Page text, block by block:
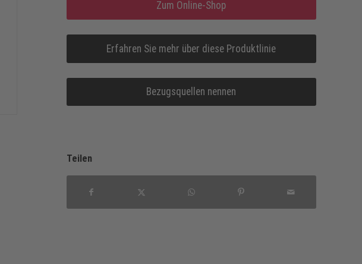
Zum Online-Shop
Erfahren Sie mehr über diese Produktlinie
Bezugsquellen nennen
Teilen